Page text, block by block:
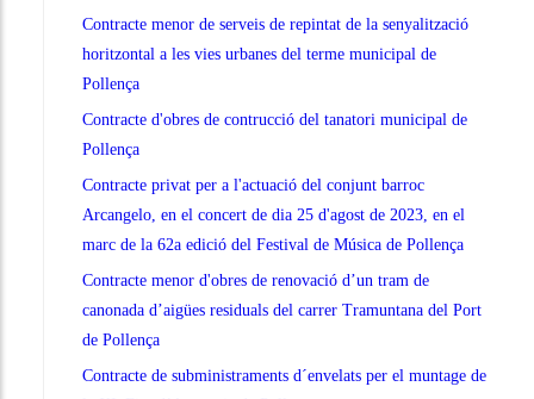
Contracte menor de serveis de repintat de la senyalització
horitzontal a les vies urbanes del terme municipal de
Pollença
Contracte d'obres de contrucció del tanatori municipal de
Pollença
Contracte privat per a l'actuació del conjunt barroc
Arcangelo, en el concert de dia 25 d'agost de 2023, en el
marc de la 62a edició del Festival de Música de Pollença
Contracte menor d'obres de renovació d’un tram de
canonada d’aigües residuals del carrer Tramuntana del Port
de Pollença
Contracte de subministraments d´envelats per el muntage de